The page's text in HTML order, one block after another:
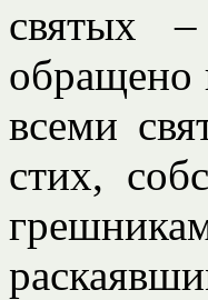
святых
обращено
всеми
стих,